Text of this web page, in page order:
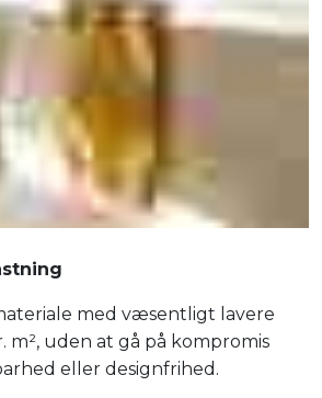
med væsentligt lavere
m², uden at gå på kompromis
eller designfrihed.